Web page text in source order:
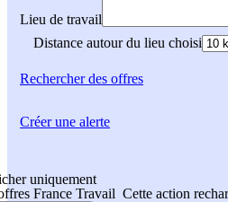
Lieu de travail
Distance autour du lieu choisi
Rechercherdes offres
uniquement
France Travail Cette action
Créer une alerte